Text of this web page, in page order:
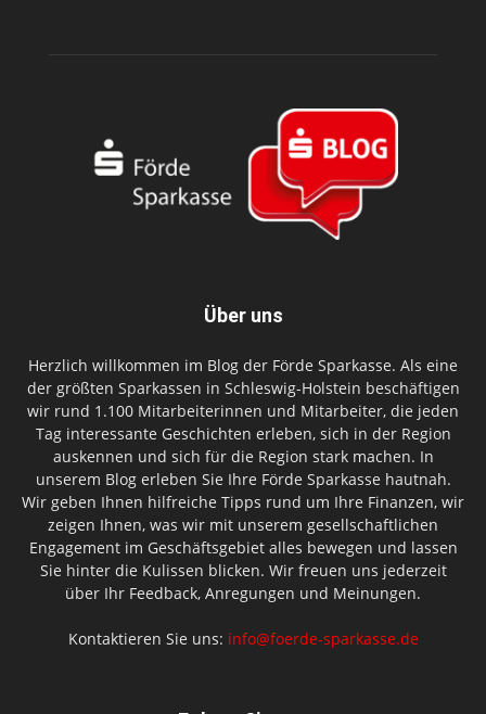
Über uns
Herzlich willkommen im Blog der Förde Sparkasse. Als eine
der größten Sparkassen in Schleswig-Holstein beschäftigen
wir rund 1.100 Mitarbeiterinnen und Mitarbeiter, die jeden
Tag interessante Geschichten erleben, sich in der Region
auskennen und sich für die Region stark machen. In
unserem Blog erleben Sie Ihre Förde Sparkasse hautnah.
Wir geben Ihnen hilfreiche Tipps rund um Ihre Finanzen, wir
zeigen Ihnen, was wir mit unserem gesellschaftlichen
Engagement im Geschäftsgebiet alles bewegen und lassen
Sie hinter die Kulissen blicken. Wir freuen uns jederzeit
über Ihr Feedback, Anregungen und Meinungen.
Kontaktieren Sie uns: info@foerde-sparkasse.de